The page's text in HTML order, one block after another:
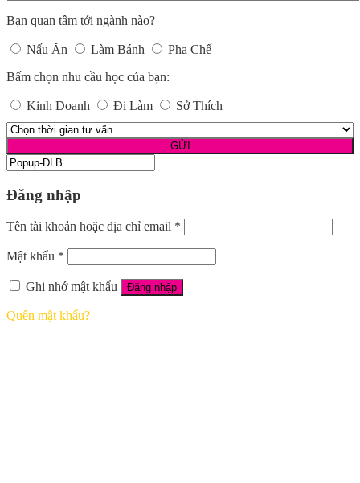
Bạn quan tâm tới ngành nào?
Nấu Ăn Làm Bánh
Pha Chế
Bấm chọn nhu cầu học của bạn:
Kinh Doanh Đi Làm Sở Thích
Đăng nhập
Tên tài khoản hoặc địa chỉ email *
Mật khẩu *
Ghi nhớ mật khẩu Đăng nhập
Quên mật khẩu?